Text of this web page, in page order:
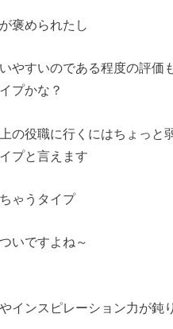
褒められたし
やすいのである程度の評価
プかな？
の役職に行くにはちょっと
プと言えます
ゃうタイプ
いですよね～
インスピレーション力が鈍